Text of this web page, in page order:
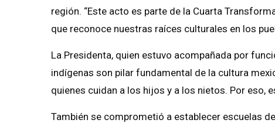
región. “Este acto es parte de la Cuarta
que reconoce nuestras raíces culturales en los
La Presidenta, quien estuvo acompañada por
indígenas son pilar fundamental de la cultura
quienes cuidan a los hijos y a los nietos. Por eso,
También se comprometió a establecer escuelas